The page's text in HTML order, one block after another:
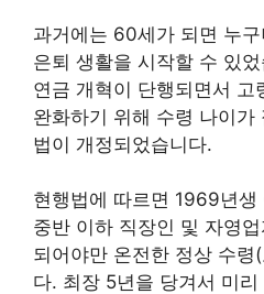
과거에는 60세가 되면 누
은퇴 생활을 시작할 수 있
연금 개혁이 단행되면서 고
완화하기 위해 수령 나이가
법이 개정되었습니다.
현행법에 따르면 1969년
중반 이하 직장인 및 자영
되어야만 온전한 정상 수령
다. 최장 5년을 당겨서 미리